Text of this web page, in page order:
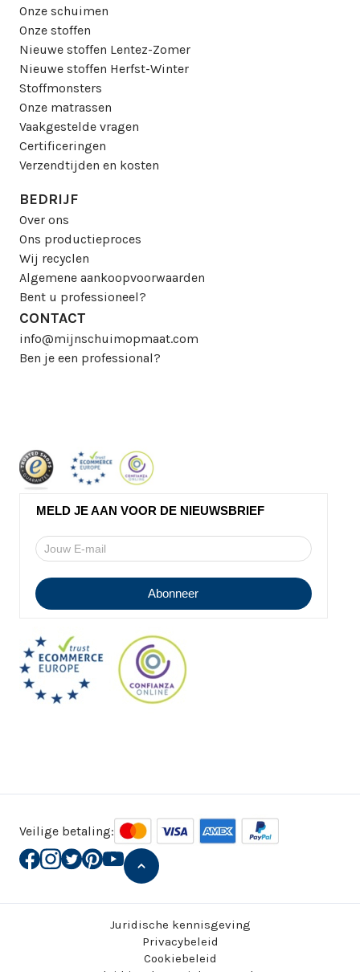
Onze schuimen
Onze stoffen
Nieuwe stoffen Lentez-Zomer
Nieuwe stoffen Herfst-Winter
Stoffmonsters
Onze matrassen
Vaakgestelde vragen
Certificeringen
Verzendtijden en kosten
BEDRIJF
Over ons
Ons productieproces
Wij recyclen
Algemene aankoopvoorwaarden
Bent u professioneel?
CONTACT
info@mijnschuimopmaat.com
Ben je een professional?
MELD JE AAN VOOR DE NIEUWSBRIEF
Veilige betaling:
Juridische kennisgeving
Privacybeleid
Cookiebeleid